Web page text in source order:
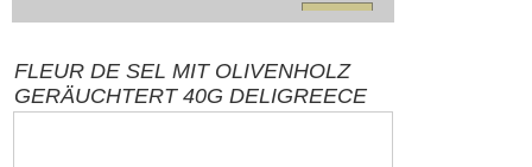
FLEUR DE SEL MIT OLIVENHOLZ
GERÄUCHTERT 40G DELIGREECE